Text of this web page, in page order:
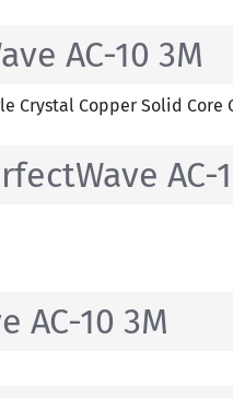
AC-10 3M
Crystal Copper Solid
AC-
AC-10 3M